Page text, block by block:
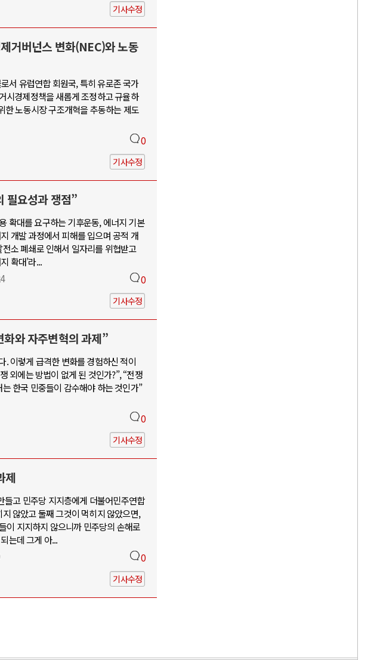
기사수정
거버넌스 변화(NEC)와 노동
서 유럽연합 회원국, 특히 유로존 국가
시경제정책을 새롭게 조정하고 규율하
한 노동시장 구조개혁을 추동하는 제도
0
기사수정
필요성과 쟁점”
확대를 요구하는 기후운동, 에너지 기본
개발 과정에서 피해를 입으며 공적 개
소 폐쇄로 인해서 일자리를 위협받고
확대’라...
0
기사수정
와 자주변혁의 과제”
. 이렇게 급격한 변화를 경험하신 적이
외에는 방법이 없게 된 것인가?”, “전쟁
한국 민중들이 감수해야 하는 것인가”
0
기사수정
제
고 민주당 지지층에게 더불어민주연합
않았고 둘째 그것이 먹히지 않았으면,
이 지지하지 않으니까 민주당의 손해로
는데 그게 아...
0
기사수정